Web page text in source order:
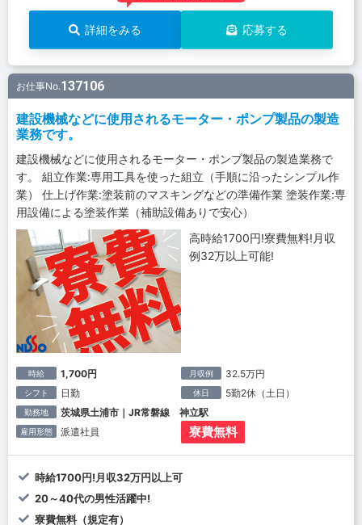
詳細をみる 応募する
お仕事No.137106
建設機械などに使用されるモーター・ポンプ製品の製造
業務です。
建設機械などに使用されるモーター・ポンプ製品の製造業務で
す。 組立作業:専用工具を使った組立（手順に沿ったシンプル作
業） 仕上げ作業:塗装前のマスキングなどの準備作業 塗装作業:専
用設備による塗装作業（補助設備ありで安心）
高時給1700円!寮費無料!月収
例32万以上可能!
時給 1,700円 月収例 32.5万円
シフト 日勤 休日 5勤2休（土日）
勤務地 茨城県土浦市｜JR常磐線 神立駅
雇用形態 派遣社員 寮費無料
時給1700円!月収32万円以上可
20～40代の男性活躍中!
寮費無料（規定有）